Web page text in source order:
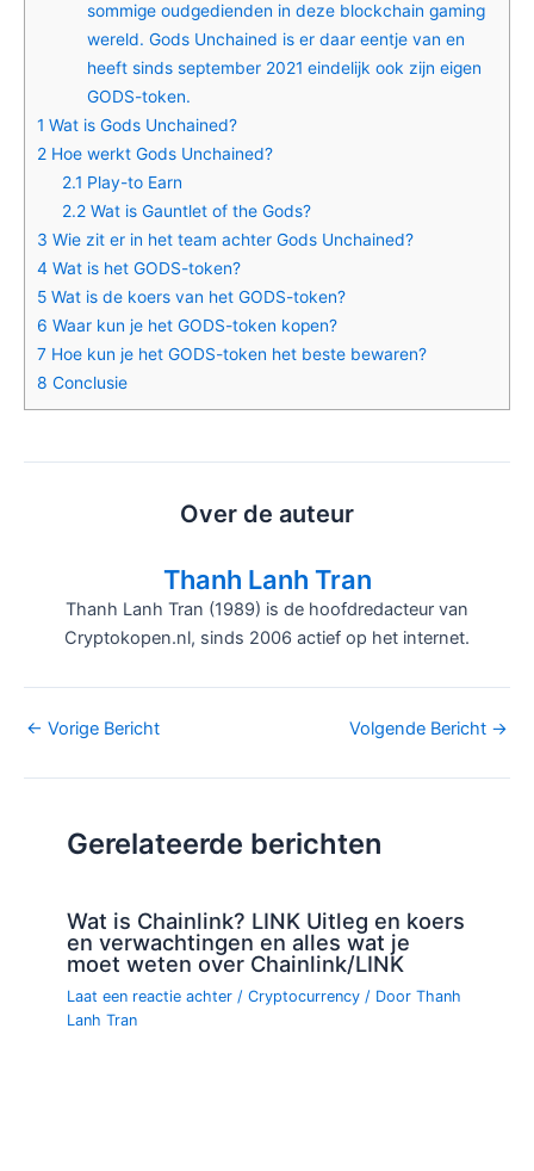
sommige oudgedienden in deze blockchain gaming
wereld. Gods Unchained is er daar eentje van en
heeft sinds september 2021 eindelijk ook zijn eigen
GODS-token.
1 Wat is Gods Unchained?
2 Hoe werkt Gods Unchained?
2.1 Play-to Earn
2.2Wat is Gauntlet of the Gods?
3 Wie zit er in het team achter Gods Unchained?
4 Wat is het GODS-token?
5 Wat is de koers van het GODS-token?
6 Waar kun je het GODS-token kopen?
7 Hoe kun je het GODS-token het beste bewaren?
8 Conclusie
Over de auteur
Thanh Lanh Tran
Thanh Lanh Tran (1989) is de hoofdredacteur van
Cryptokopen.nl, sinds 2006 actief op het internet.
Bericht
← Vorige Bericht Volgende Bericht →
Gerelateerde berichten
Wat is Chainlink? LINK Uitleg en koers
en verwachtingen en alles wat je
moet weten over Chainlink/LINK
Laat een reactie achter /Cryptocurrency / DoorThanh
Lanh Tran